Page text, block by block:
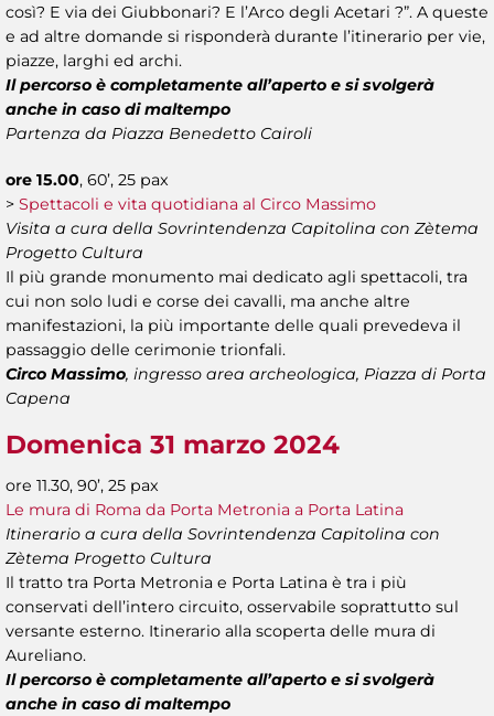
così? E via dei Giubbonari? E l’Arco degli Acetari ?”. A queste
e ad altre domande si risponderà durante l’itinerario per vie,
piazze, larghi ed archi.
Il percorso è completamente all’aperto e si svolgerà
anche in caso di maltempo
Partenza da Piazza Benedetto Cairoli
ore 15.00, 60’, 25 pax
> Spettacoli e vita quotidiana al Circo Massimo
Visita a cura della Sovrintendenza Capitolina con Zètema
Progetto Cultura
Il più grande monumento mai dedicato agli spettacoli, tra
cui non solo ludi e corse dei cavalli, ma anche altre
manifestazioni, la più importante delle quali prevedeva il
passaggio delle cerimonie trionfali.
Circo Massimo, ingresso area archeologica, Piazza di Porta
Capena
Domenica 31 marzo 2024
ore 11.30, 90’, 25 pax
Le mura di Roma da Porta Metronia a Porta Latina
Itinerario a cura della Sovrintendenza Capitolina con
Zètema Progetto Cultura
Il tratto tra Porta Metronia e Porta Latina è tra i più
conservati dell’intero circuito, osservabile soprattutto sul
versante esterno. Itinerario alla scoperta delle mura di
Aureliano.
Il percorso è completamente all’aperto e si svolgerà
anche in caso di maltempo